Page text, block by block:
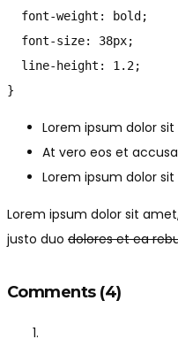
  font-weight: bold;
  font-size: 38px;
  line-height: 1.2;
}
Lorem ipsum dolor
At vero eos et
Lorem ipsum dolor
Lorem ipsum dolor sit
justo duo dolores et ea
Comments (4)